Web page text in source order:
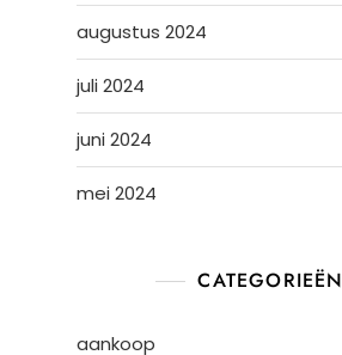
augustus 2024
juli 2024
juni 2024
mei 2024
CATEGORIEËN
aankoop